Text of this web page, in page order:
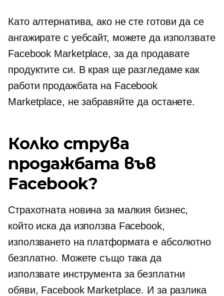
Като алтернатива, ако не сте готови да се
ангажирате с уебсайт, можете да използвате
Facebook Marketplace, за да продавате
продуктите си. В края ще разгледаме как
работи продажбата на Facebook
Marketplace, не забравяйте да останете.
Колко струва
продажбата във
Facebook?
Страхотната новина за малкия бизнес,
който иска да използва Facebook,
използването на платформата е абсолютно
безплатно. Можете също така да
използвате инструмента за безплатни
обяви, Facebook Marketplace. И за разлика